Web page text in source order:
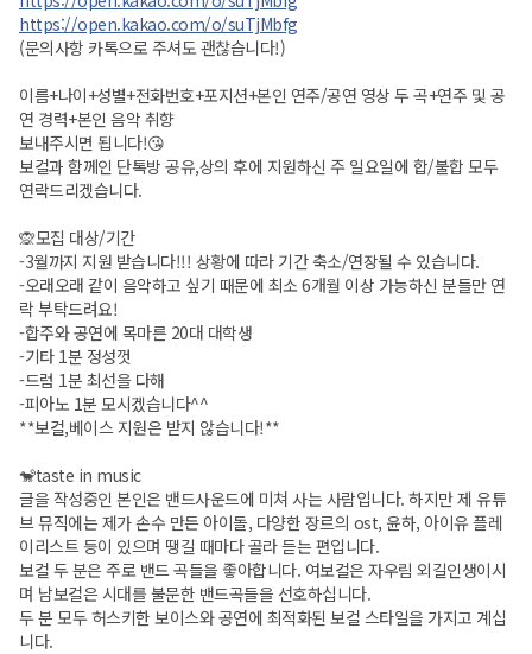
https://open.kakao.com/o/suTjMbfg
(문의사항 카톡으로 주셔도 괜찮습니다!)
이름+나이+성별+전화번호+포지션+본인 연주/공연 영상 두 곡+연주 및 공
연 경력+본인 음악 취향
보내주시면 됩니다!😘
보컬과 함께인 단톡방 공유,상의 후에 지원하신 주 일요일에 합/불합 모두
연락드리겠습니다.
🙊모집 대상/기간
-3월까지 지원 받습니다!!! 상황에 따라 기간 축소/연장될 수 있습니다.
-오래오래 같이 음악하고 싶기 때문에 최소 6개월 이상 가능하신 분들만 연
락 부탁드려요!
-합주와 공연에 목마른 20대 대학생
-기타 1분 정성껏
-드럼 1분 최선을 다해
-피아노 1분 모시겠습니다^^
**보컬,베이스 지원은 받지 않습니다!**
🐒taste in music
글을 작성중인 본인은 밴드사운드에 미쳐 사는 사람입니다. 하지만 제 유튜
브 뮤직에는 제가 손수 만든 아이돌, 다양한 장르의 ost, 윤하, 아이유 플레
이리스트 등이 있으며 땡길 때마다 골라 듣는 편입니다.
보컬 두 분은 주로 밴드 곡들을 좋아합니다. 여보컬은 자우림 외길인생이시
며 남보컬은 시대를 불문한 밴드곡들을 선호하십니다.
두 분 모두 허스키한 보이스와 공연에 최적화된 보컬 스타일을 가지고 계십
니다.